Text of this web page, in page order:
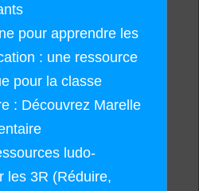
pour apprendre les
: une ressource
pour la classe
: Découvrez Marelle
ludo-
les 3R (Réduire,